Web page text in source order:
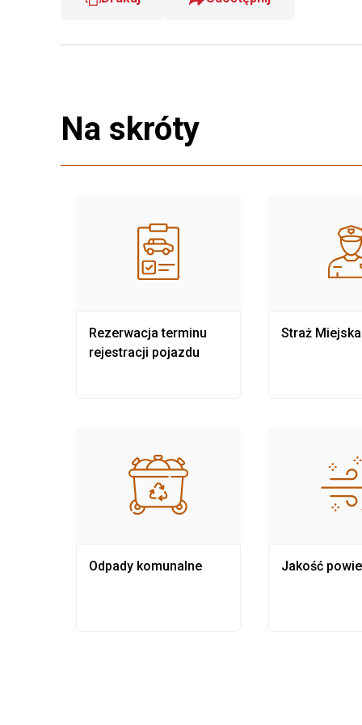
Na skróty
Rezerwacja terminu
rejestracji pojazdu
Odpady komunalne
Straż Miejska
Jakość